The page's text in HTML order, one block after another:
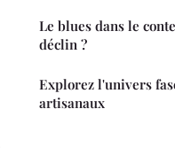
Le blues dans le
déclin ?
Explorez l'univers
artisanaux